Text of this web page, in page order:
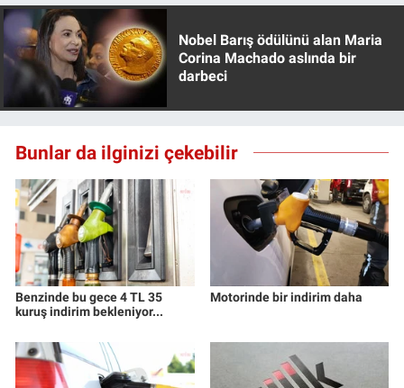
Nobel Barış ödülünü alan Maria
Corina Machado aslında bir
darbeci
Bunlar da ilginizi çekebilir
Benzinde bu gece 4 TL 35
kuruş indirim bekleniyor...
Motorinde bir indirim daha